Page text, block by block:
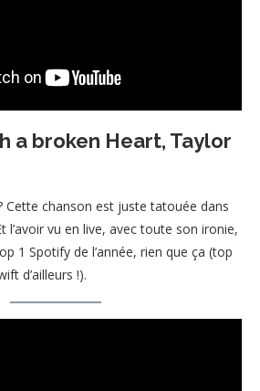
a broken Heart, Taylor
Cette chanson est juste tatouée dans
l’avoir vu en live, avec toute son ironie,
1 Spotify de l’année, rien que ça (top
d’ailleurs !).